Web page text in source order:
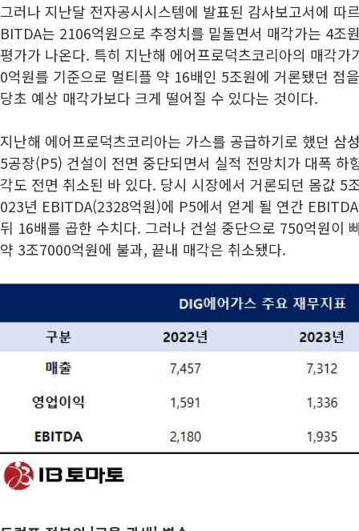
그러나 지난달 전자공시시스템에 발표된 감사보고서에 따
BITDA는 2106억원으로 추정치를 밑돌면서 매각가는 4조
평가가 나온다. 특히 지난해 에어프로덕츠코리아의 매각
0억원를 기준으로 멀티플 약 16배인 5조원에 거론됐던 점
당초 예상 매각가보다 크게 떨어질 수 있다는 것이다.
지난해 에어프로덕츠코리아는 가스를 공급하기로 했던 삼
5공장(P5) 건설이 전면 중단되면서 실적 전망치가 대폭 하
각도 전면 취소된 바 있다. 당시 시장에서 거론되던 몸값 5
023년 EBITDA(2328억원)에 P5에서 얻게 될 연간
뒤 16배를 곱한 수치다. 그러나 건설 중단으로 750억원이
약 3조7000억원에 불과, 끝내 매각은 취소됐다.